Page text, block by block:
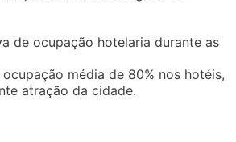
de ocupação hotelaria durante as
média de 80% nos hotéis,
atração da cidade.